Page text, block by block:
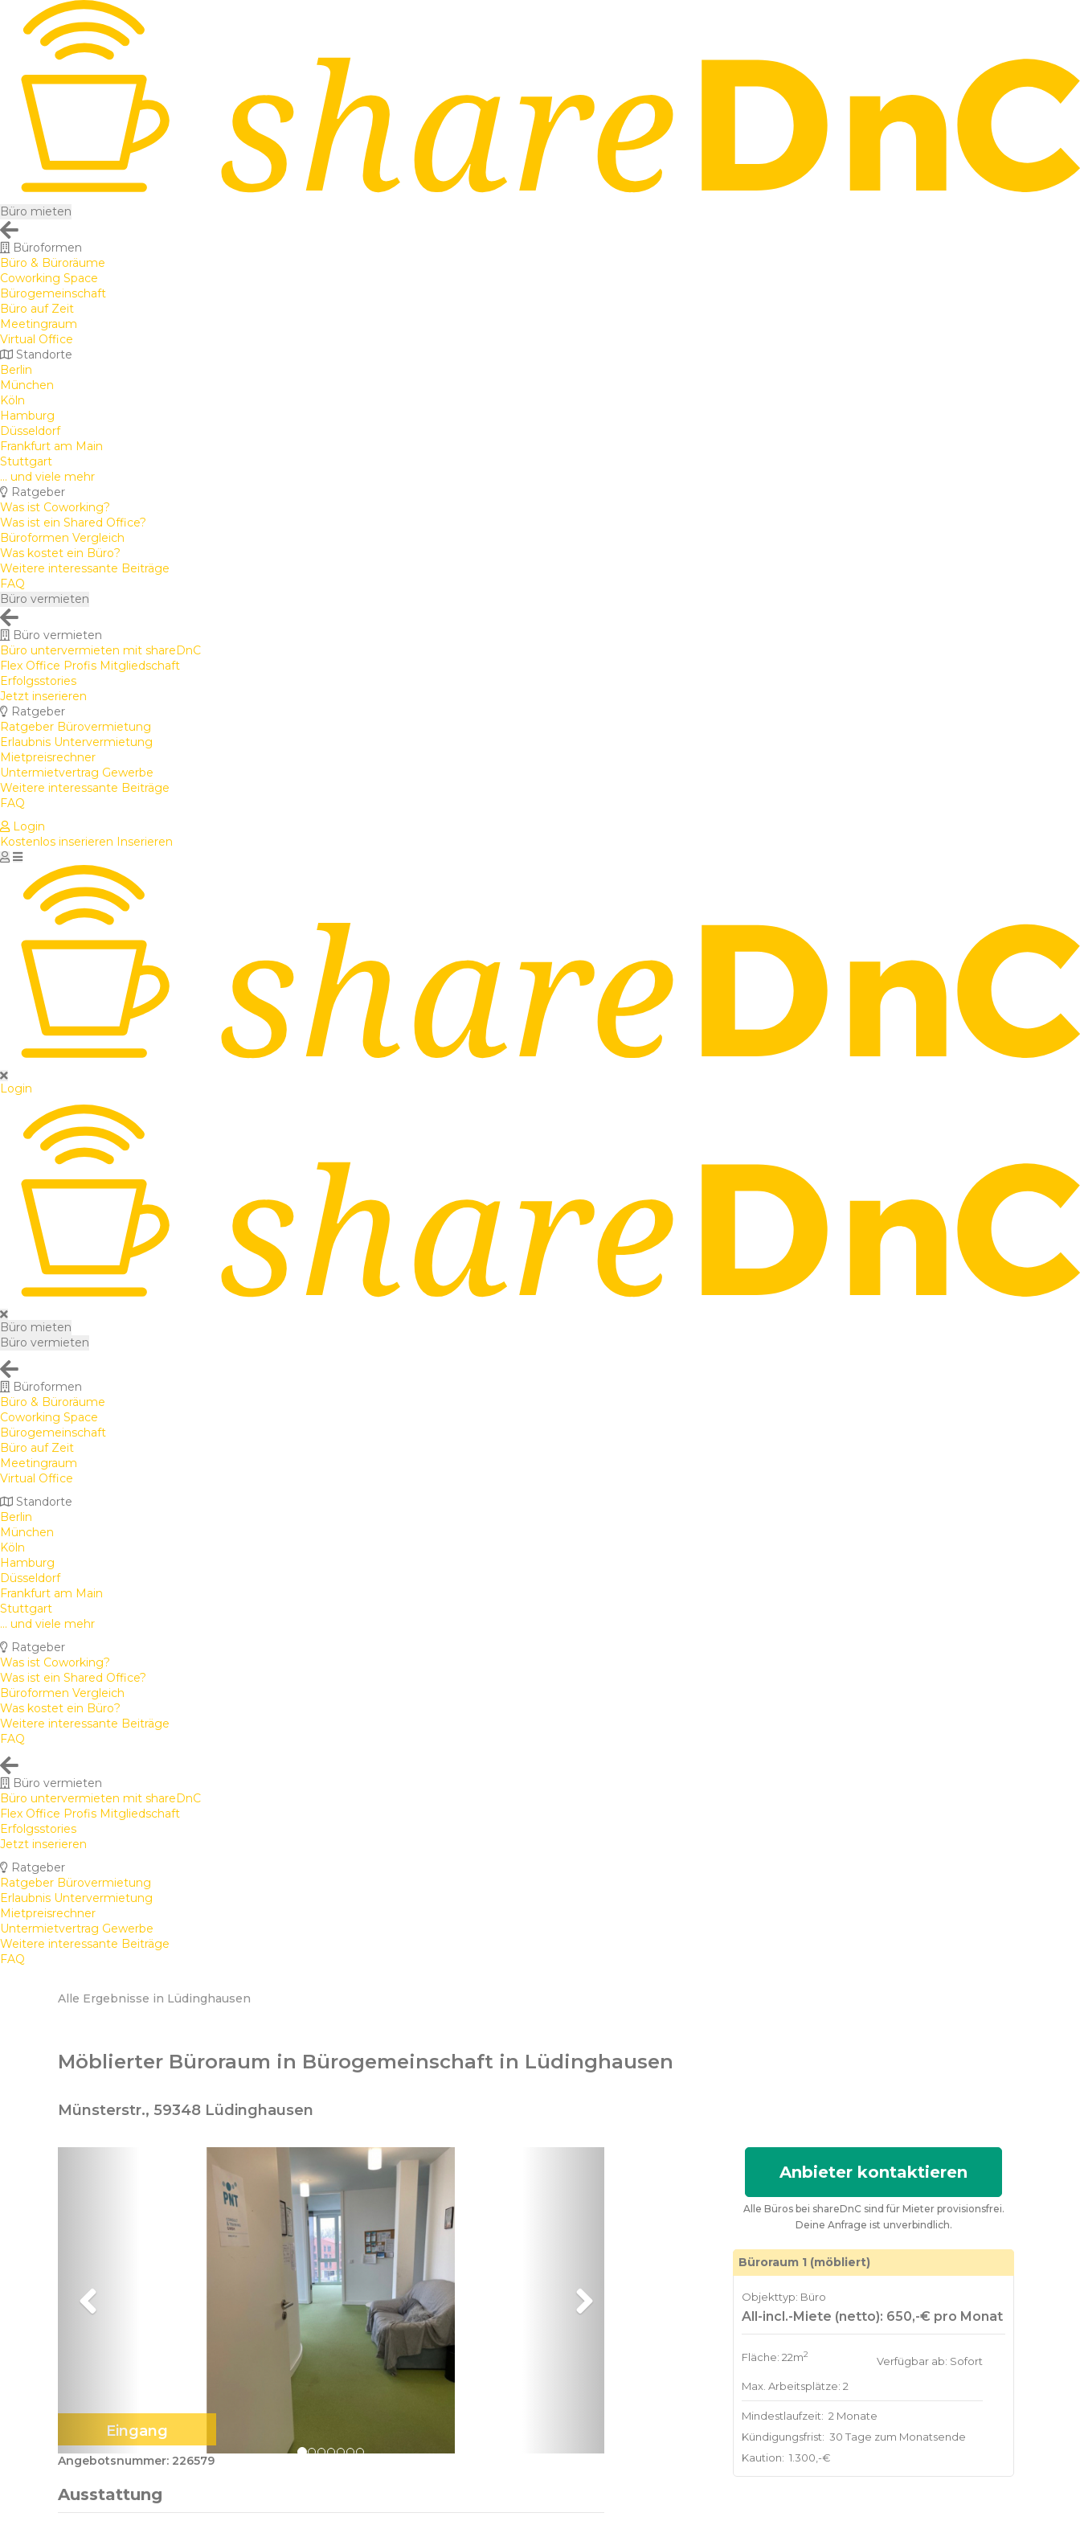
Büro mieten
Büroformen
Büro & Büroräume
Coworking Space
Bürogemeinschaft
Büro auf Zeit
Meetingraum
Virtual Office
Standorte
Berlin
München
Köln
Hamburg
Düsseldorf
Frankfurt am Main
Stuttgart
... und viele mehr
Ratgeber
Was ist Coworking?
Was ist ein Shared Office?
Büroformen Vergleich
Was kostet ein Büro?
Weitere interessante Beiträge
FAQ
Büro vermieten
Büro vermieten
Büro untervermieten mit shareDnC
Flex Office Profis Mitgliedschaft
Erfolgsstories
Jetzt inserieren
Ratgeber
Ratgeber Bürovermietung
Erlaubnis Untervermietung
Mietpreisrechner
Untermietvertrag Gewerbe
Weitere interessante Beiträge
FAQ
Login
Kostenlos inserieren Inserieren
Login
Büro mieten
Büro vermieten
Büroformen
Büro & Büroräume
Coworking Space
Bürogemeinschaft
Büro auf Zeit
Meetingraum
Virtual Office
Standorte
Berlin
München
Köln
Hamburg
Düsseldorf
Frankfurt am Main
Stuttgart
... und viele mehr
Ratgeber
Was ist Coworking?
Was ist ein Shared Office?
Büroformen Vergleich
Was kostet ein Büro?
Weitere interessante Beiträge
FAQ
Büro vermieten
Büro untervermieten mit shareDnC
Flex Office Profis Mitgliedschaft
Erfolgsstories
Jetzt inserieren
Ratgeber
Ratgeber Bürovermietung
Erlaubnis Untervermietung
Mietpreisrechner
Untermietvertrag Gewerbe
Weitere interessante Beiträge
FAQ
Alle Ergebnisse in Lüdinghausen
Möblierter Büroraum in Bürogemeinschaft in Lüdinghausen
Münsterstr., 59348 Lüdinghausen
Eingang
Angebotsnummer: 226579
Ausstattung
Anbieter kontaktieren
Alle Büros bei shareDnC sind für Mieter provisionsfrei.
Deine Anfrage ist unverbindlich.
Büroraum 1 (möbliert)
Objekttyp: Büro
All-incl.-Miete (netto): 650,-€ pro Monat
Fläche: 22m2
Max. Arbeitsplätze: 2
Verfügbar ab: Sofort
Mindestlaufzeit: 2 Monate
Kündigungsfrist: 30 Tage zum Monatsende
Kaution: 1.300,-€